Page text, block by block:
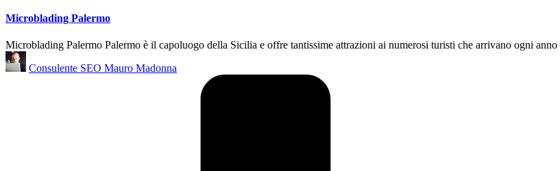
Microblading Palermo
Microblading Palermo Palermo è il capoluogo della Sicilia e offre tantissime attrazioni ai numerosi turisti che arrivano ogni
Posted
by
Consulente SEO Mauro Madonna